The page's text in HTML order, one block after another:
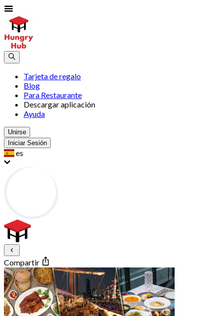
Tarjeta de regalo
Blog
Para Restaurante
Descargar aplicación
Ayuda
Unirse
Iniciar Sesión
es
Compartir